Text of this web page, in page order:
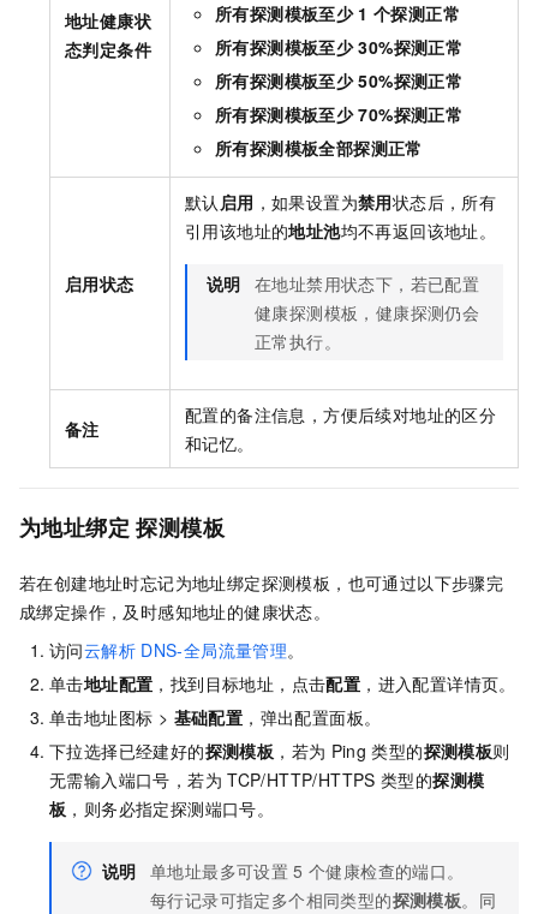
地址健康状
态判定条件
所有探测模板至少 1 个探测正常
所有探测模板至少 30%探测正常
所有探测模板至少 50%探测正常
所有探测模板至少 70%探测正常
所有探测模板全部探测正常
启用状态
默认 启用 ，如果设置为禁用状态后，所有
引用该地址的地址池均不再返回该地址。
说明 在地址禁用状态下，若已配置
健康探测模板，健康探测仍会
正常执行。
备注
配置的备注信息，方便后续对地址的区分
和记忆。
为地址绑定探测模板
若在创建地址时忘记为地址绑定探测模板，也可通过以下步骤完
成绑定操作，及时感知地址的健康状态。
访问云解析 DNS-全局流量管理。
单击地址配置 ，找到目标地址，点击配置 ，进入配置详情页。
单击地址图标 > 基础配置 ，弹出配置面板。
下拉选择已经建好的探测模板 ，若为 Ping 类型的探测模板则
无需输入端口号，若为 TCP/HTTP/HTTPS 类型的探测模
板 ，则务必指定探测端口号。
说明 单地址最多可设置 5 个健康检查的端口。
每行记录可指定多个相同类型的探测模板。同